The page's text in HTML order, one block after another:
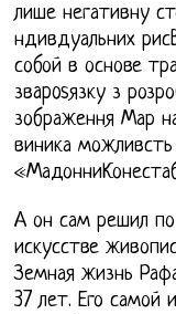
лише негативну
ндивдуальних
собой в основе
звaposязку з
зображення Мар
виника
А он сам решил
искусстве
Земная жизнь
37 лет. Его самой